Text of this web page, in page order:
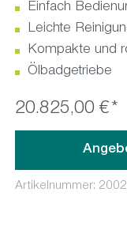
Einfach
Leichte
Kompakte und
Ölbadgetriebe
20.825,00 €*
Artikelnummer: